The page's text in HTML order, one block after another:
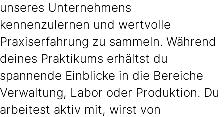
unseres Unternehmens
kennenzulernen und wertvolle
Praxiserfahrung zu sammeln. Während
deines Praktikums erhältst du
spannende Einblicke in die Bereiche
Verwaltung, Labor oder Produktion. Du
arbeitest aktiv mit, wirst von